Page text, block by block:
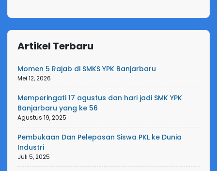
Artikel Terbaru
Momen 5 Rajab di SMKS YPK Banjarbaru
Mei 12, 2026
Memperingati 17 agustus dan hari jadi SMK YPK
Banjarbaru yang ke 56
Agustus 19, 2025
Pembukaan Dan Pelepasan Siswa PKL ke Dunia
Industri
Juli 5, 2025